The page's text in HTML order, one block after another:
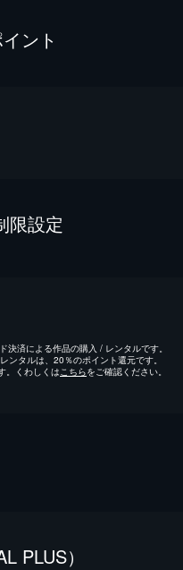
ント
限設定
済による作品の購入 / レンタルです。
ンタルは、20％のポイント還元です。
。くわしくは こちらをご確認ください。
PLUS）